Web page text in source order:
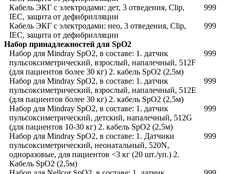
Кабель ЭКГ с электродами: дет, 3 отведения, Clip,
IEC, защита от дефибрилляции
999
Кабель ЭКГ с электродами: нео, 3 отведения, Clip,
IEC, защита от дефибрилляции
999
Набор принадлежностей для SpO2
Набор для Mindray SpO2, в составе: 1. датчик
пульсоксиметрический, взрослый, напалечный, 512F
(для пациентов более 30 кг) 2. кабель SpO2 (2,5м)
999
Набор для Mindray SpO2, в составе: 1. датчик
пульсоксиметрический, взрослый, напалечный, 512E
(для пациентов более 30 кг) 2. кабель SpO2 (2,5м)
999
Набор для Mindray SpO2, в составе: 1. датчик
пульсоксиметрический, детский, напалечный, 512G
(для пациентов 10-30 кг) 2. кабель SpO2 (2,5м)
999
Набор для Mindray SpO2, в составе: 1. Датчики
пульсоксиметрический, неонатальный, 520N,
одноразовые, для пациентов <3 кг (20 шт./уп.) 2.
Кабель SpO2 (2,5м)
999